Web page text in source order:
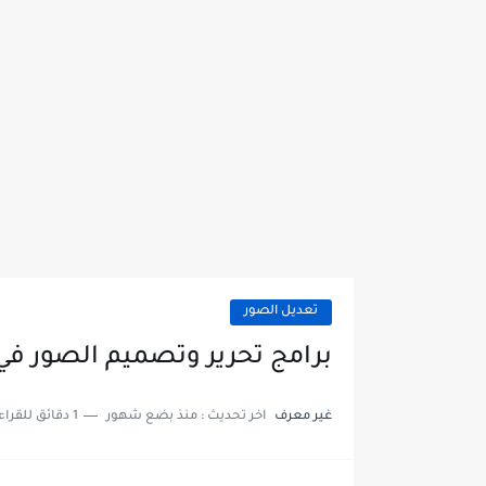
تعديل الصور
برامج تحرير وتصميم الصور
غير معرف اخر تحديث : منذ بضع شهور 1 دقائق للقراءة